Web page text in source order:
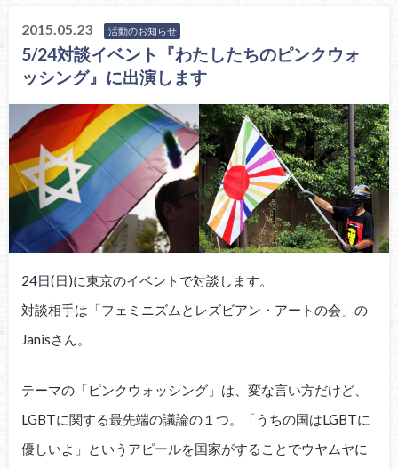
2015.05.23 活動のお知らせ
5/24対談イベント『わたしたちのピンクウォ
ッシング』に出演します
24日(日)に東京のイベントで対談します。
対談相手は「フェミニズムとレズビアン・アートの会」の
Janisさん。
テーマの「ピンクウォッシング」は、変な言い方だけど、
LGBTに関する最先端の議論の１つ。「うちの国はLGBTに
優しいよ」というアピールを国家がすることでウヤムヤに